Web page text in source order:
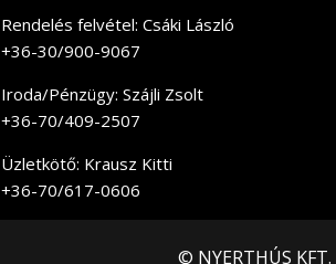
Rendelés felvétel: Csáki László
+36-30/900-9067
Iroda/Pénzügy: Szájli Zsolt
+36-70/409-2507
Üzletkötő: Krausz Kitti
+36-70/617-0606
© NYERTHÚS